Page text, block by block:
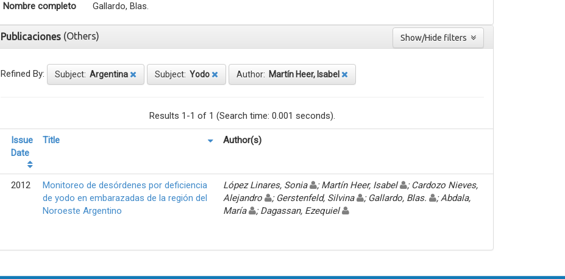
Nombre completo Gallardo, Blas.
Publicaciones (Others)
Refined By: Subject: Argentina Subject: Yodo Author: Martín Heer, Isabel
Results 1-1 of 1 (Search time: 0.001 seconds).
Issue
Date
Title Author(s)
2012
Monitoreo de desórdenes por deficiencia
de yodo en embarazadas de la región del
Noroeste Argentino
López Linares, Sonia ; Martín Heer, Isabel
; Cardozo Nieves,
Alejandro
; Gerstenfeld, Silvina ; Gallardo, Blas.
; Abdala,
María
; Dagassan, Ezequiel